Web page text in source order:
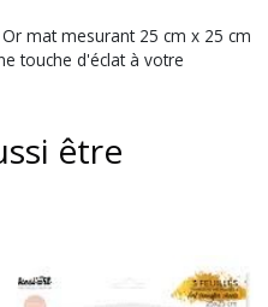
mat mesurant 25 cm x 25 cm
touche d'éclat à votre
être